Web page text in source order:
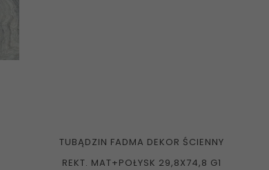
TUBĄDZIN FADMA DEKOR ŚCIENNY
REKT. MAT+POŁYSK 29,8X74,8 G1